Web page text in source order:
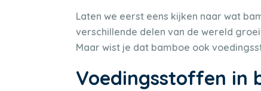
Laten we eerst eens kijken naar wat
verschillende delen van de wereld
Maar wist je dat bamboe ook
Voedingsstoffen in